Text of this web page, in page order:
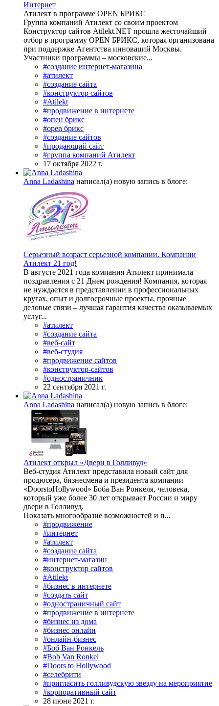
Интернет
Атилект в программе OPEN БРИКС
Группа компаний Атилект со своим проектом
Конструктор сайтов Atilekt.NET прошла жесточайший
отбор в программу OPEN БРИКС, которая организована
при поддержке Агентства инноваций Москвы.
Участники программы – московские...
#создание интернет-магазина
#атилект
#создание сайта
#конструктор сайтов
#Atilekt
#продвижение в интернете
#опен брикс
#open брикс
#создание сайтов
#продающий сайт
#группа компаний Атилект
17 октября 2022 г.
Anna Ladashina написал(а) новую запись в блоге:
Серьезный возраст серьезной компании. Компании
Атилект 21 год!
В августе 2021 года компания Атилект принимала
поздравления с 21 Днем рождения! Компания, которая
не нуждается в представлении в профессиональных
кругах, опыт и долгосрочные проекты, прочные
деловые связи – лучшая гарантия качества оказываемых
услуг...
#атилект
#создание сайта
#веб-сайт
#веб-студия
#продвижение сайтов
#конструктор-сайтов
#одностраничник
22 сентября 2021 г.
Anna Ladashina написал(а) новую запись в блоге:
Атилект открыл «Двери в Голливуд»
Веб-студия Атилект представила новый сайт для
продюсера, бизнесмена и президента компании
«DoorstoHollywood» Боба Ван Ронкеля, человека,
который уже более 30 лет открывает России и миру
двери в Голливуд.
Показать многообразие возможностей и п...
#продвижение
#интернет
#атилект
#создание сайта
#интернет-магазин
#конструктор сайтов
#Atilekt
#бизнес в интернете
#создать сайт
#одностраничный сайт
#продвижение в интернете
#бизнес из дома
#бизнес онлайн
#онлайн-бизнес
#Боб Ван Ронкель
#Bob Van Ronkel
#Doors to Hollywood
#селебрити
#пригласить голливудскую звезду на мероприятие
#корпоративный сайт
28 июня 2021 г.